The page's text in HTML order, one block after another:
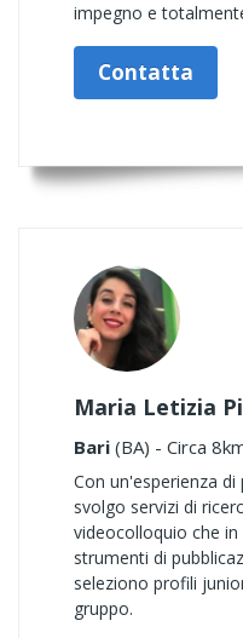
impegno e
Contatta
Maria Letizia
Bari (BA) - Circa
Con un'esperienza
svolgo servizi di
videocolloquio che
strumenti di
seleziono profili
gruppo.